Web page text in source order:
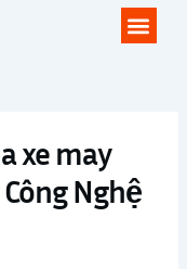
xe may
Nghệ